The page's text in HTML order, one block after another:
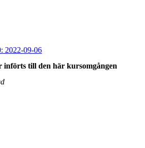
2022-09-06
införts till den här kursomgången